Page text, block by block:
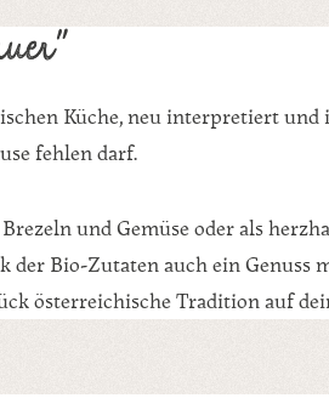
Küche, neu interpretiert
fehlen darf.
und Gemüse oder als
Bio-Zutaten auch ein Genuss
österreichische Tradition auf